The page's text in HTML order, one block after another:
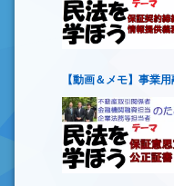
【動画＆メモ】事業